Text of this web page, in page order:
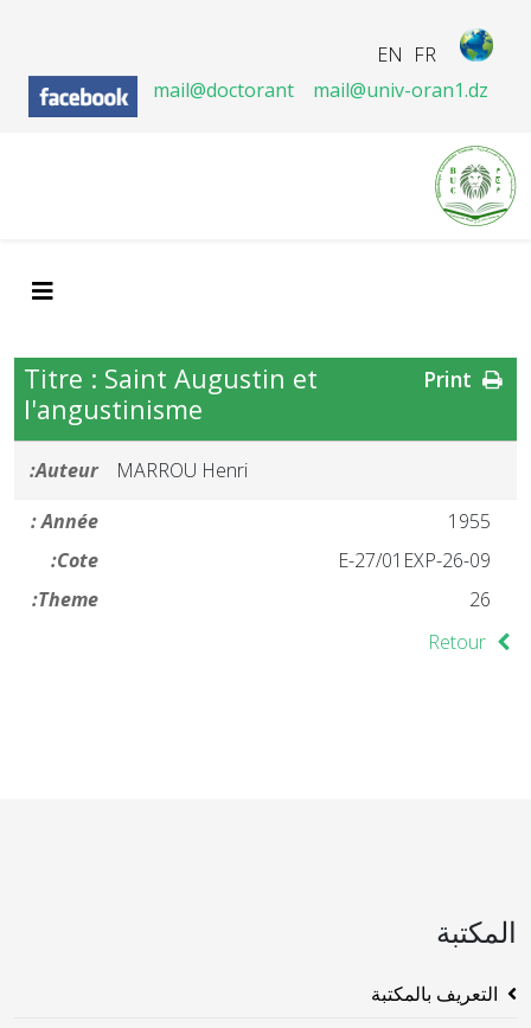
FR
EN
mail@doctorant
mail@univ-oran1.dz
Titre : Saint Augustin et
l'angustinisme
Auteur:
MARROU Henri
Année :
1955
Cote:
26-09-E-27/01EXP
Theme:
26
Retour
المكتبة
التعريف بالمكتبة